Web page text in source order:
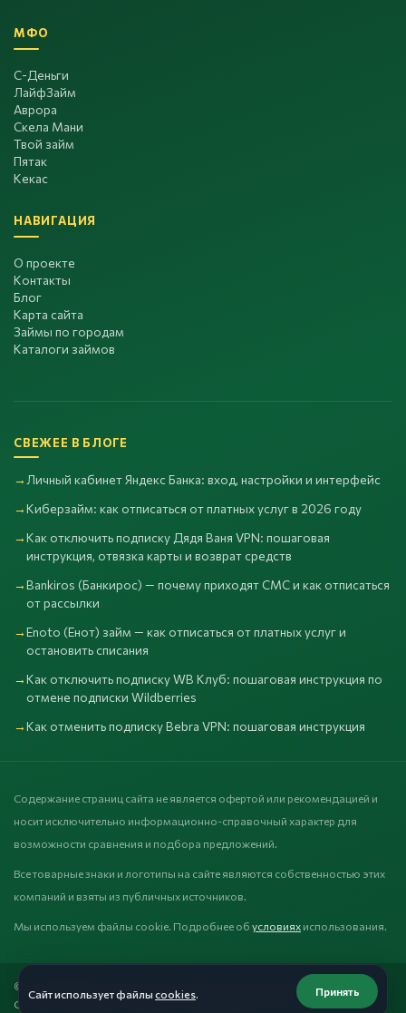
МФО
С-Деньги
ЛайфЗайм
Аврора
Скела Мани
Твой займ
Пятак
Кекас
НАВИГАЦИЯ
О проекте
Контакты
Блог
Карта сайта
Займы по городам
Каталоги займов
СВЕЖЕЕ В БЛОГЕ
Личный кабинет Яндекс Банка: вход, настройки и интерфейс
Киберзайм: как отписаться от платных услуг в 2026 году
Как отключить подписку Дядя Ваня VPN: пошаговая
инструкция, отвязка карты и возврат средств
Bankiros (Банкирос) — почему приходят СМС и как отписаться
от рассылки
Enoto (Енот) займ — как отписаться от платных услуг и
остановить списания
Как отключить подписку WB Клуб: пошаговая инструкция по
отмене подписки Wildberries
Как отменить подписку Bebra VPN: пошаговая инструкция
Содержание страниц сайта не является офертой или рекомендацией и
носит исключительно информационно-справочный характер для
возможности сравнения и подбора предложений.
Все товарные знаки и логотипы на сайте являются собственностью этих
компаний и взяты из публичных источников.
Мы используем файлы cookie. Подробнее об условиях использования.
©2025 Забирай. Гиперссылка обязательна при копировании.
О проекте Обработка данныхКонфиденциальность
Сайт использует файлы cookies. Принять